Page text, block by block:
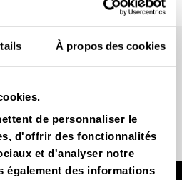
À propos des cookies
de personnaliser le
d'offrir des fonctionnalités
et d'analyser notre
également des informations
Tana